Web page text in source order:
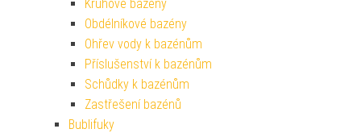
Kruhové bazény
Obdélníkové bazény
Ohřev vody k bazénům
Příslušenství k bazénům
Schůdky k bazénům
Zastřešení bazénů
Bublifuky